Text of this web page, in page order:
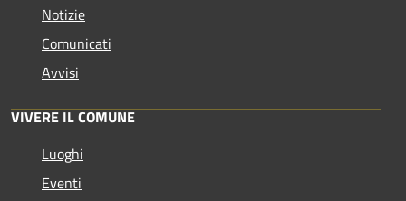
Notizie
Comunicati
Avvisi
VIVERE IL COMUNE
Luoghi
Eventi